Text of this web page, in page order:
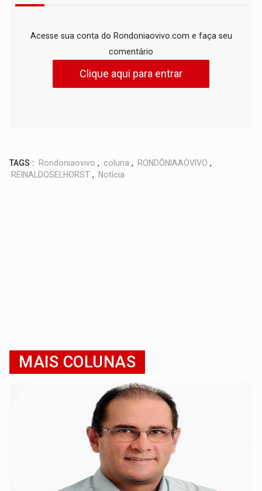
Acesse sua conta do Rondoniaovivo.com e faça seu
comentário
Clique aqui para entrar
TAGS : Rondoniaovivo , coluna , RONDÔNIAAOVIVO ,
REINALDOSELHORST , Notícia
MAIS COLUNAS